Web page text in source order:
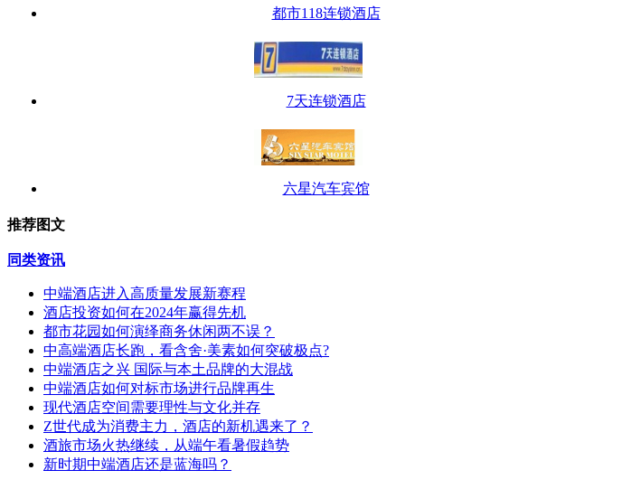
都市118连锁酒店
7天连锁酒店
六星汽车宾馆
推荐图文
同类资讯
中端酒店进入高质量发展新赛程
酒店投资如何在2024年赢得先机
都市花园如何演绎商务休闲两不误？
中高端酒店长跑，看含舍·美素如何突破极点?
中端酒店之兴 国际与本土品牌的大混战
中端酒店如何对标市场进行品牌再生
现代酒店空间需要理性与文化并存
Z世代成为消费主力，酒店的新机遇来了？
酒旅市场火热继续，从端午看暑假趋势
新时期中端酒店还是蓝海吗？